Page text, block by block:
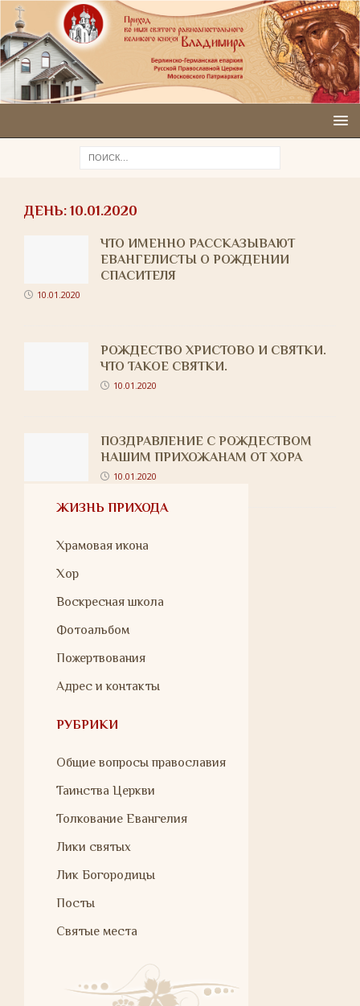
ДЕНЬ: 10.01.2020
ЧТО ИМЕННО РАССКАЗЫВАЮТ
ЕВАНГЕЛИСТЫ О РОЖДЕНИИ
СПАСИТЕЛЯ
10.01.2020
РОЖДЕСТВО ХРИСТОВО И СВЯТКИ.
ЧТО ТАКОЕ СВЯТКИ.
10.01.2020
ПОЗДРАВЛЕНИЕ С РОЖДЕСТВОМ
НАШИМ ПРИХОЖАНАМ ОТ ХОРА
10.01.2020
ЖИЗНЬ ПРИХОДА
Храмовая икона
Хор
Воскресная школа
Фотоальбом
Пожертвования
Адрес и контакты
РУБРИКИ
Общие вопросы православия
Таинства Церкви
Толкование Евангелия
Лики святых
Лик Богородицы
Посты
Святые места